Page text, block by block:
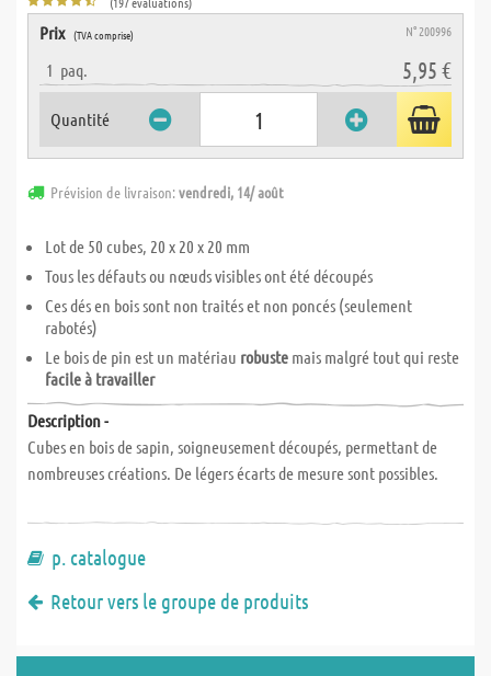
Prix (TVA comprise) N° 200996
1 paq. 5,95 €
Quantité
Prévision de livraison:vendredi, 14/ août
Lot de 50 cubes, 20 x 20 x 20 mm
Tous les défauts ou nœuds visibles ont été découpés
Ces dés en bois sont non traités et non poncés (seulement
rabotés)
Le bois de pin est un matériau robuste mais malgré tout qui reste
facile à travailler
Description -
Cubes en bois de sapin, soigneusement découpés, permettant de
nombreuses créations. De légers écarts de mesure sont possibles.
p. catalogue
Retour vers le groupe de produits